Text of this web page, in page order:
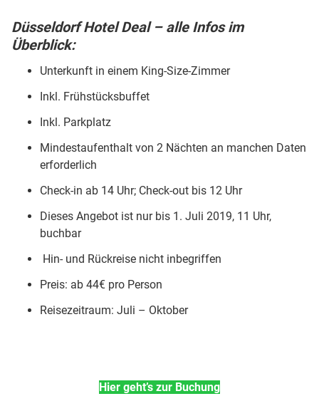
Düsseldorf Hotel Deal – alle Infos im
Überblick:
Unterkunft in einem King-Size-Zimmer
Inkl. Frühstücksbuffet
Inkl. Parkplatz
Mindestaufenthalt von 2 Nächten an manchen Daten
erforderlich
Check-in ab 14 Uhr; Check-out bis 12 Uhr
Dieses Angebot ist nur bis 1. Juli 2019, 11 Uhr,
buchbar
Hin- und Rückreise nicht inbegriffen
Preis: ab 44€ pro Person
Reisezeitraum: Juli – Oktober
Hier geht’s zur Buchung